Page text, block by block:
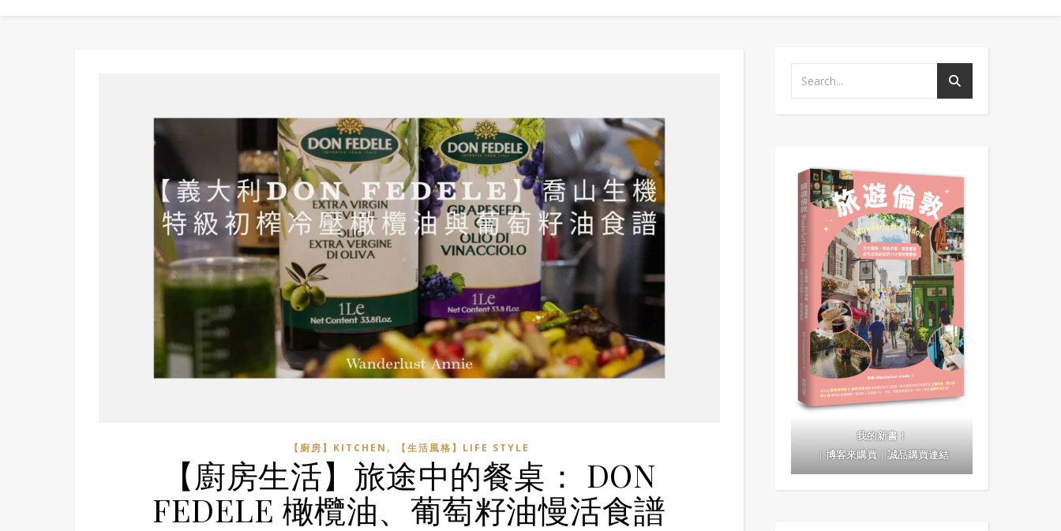
【廚房】KITCHEN , 【生活風格】LIFE STYLE
【廚房生活】旅途中的餐桌： DON
FEDELE 橄欖油、葡萄籽油慢活食譜
我的新書！
｜博客來購買｜誠品購買連結